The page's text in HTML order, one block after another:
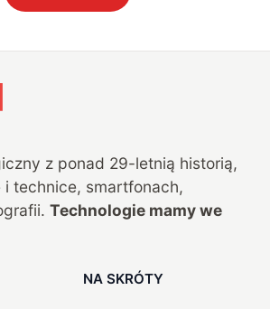
z ponad 29-letnią historią,
i technice, smartfonach,
Technologie mamy we
NA SKRÓTY